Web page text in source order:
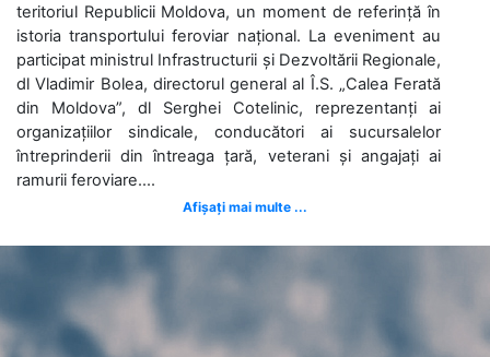
teritoriul Republicii Moldova, un moment de referință în
istoria transportului feroviar național. La eveniment au
participat ministrul Infrastructurii și Dezvoltării Regionale,
dl Vladimir Bolea, directorul general al Î.S. „Calea Ferată
din Moldova”, dl Serghei Cotelinic, reprezentanți ai
organizațiilor sindicale, conducători ai sucursalelor
întreprinderii din întreaga țară, veterani și angajați ai
ramurii feroviare....
Afișați mai multe ...